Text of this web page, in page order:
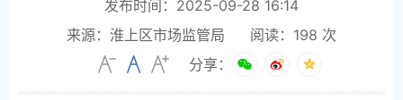
发布时间：2025-09-28 16:14
来源：淮上区市场监管局
阅读： 198 次
分享：